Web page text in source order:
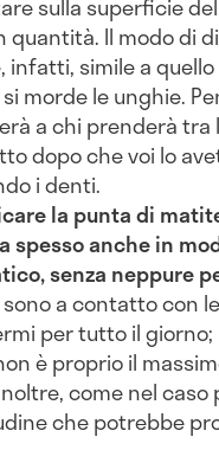
sulla superficie
quantità. Il modo di
infatti, simile a
morde le unghie.
a chi prenderà tra
dopo che voi lo
i denti.
la punta di
spesso anche in
senza neppure
a contatto con
per tutto il
è proprio il
come nel
che potrebbe